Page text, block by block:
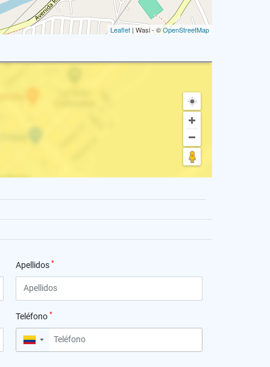
Leaflet | Wasi - ©OpenStreetMap
Apellidos *
Teléfono *
▼